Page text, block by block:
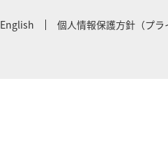
English 個人情報保護方針（プラ